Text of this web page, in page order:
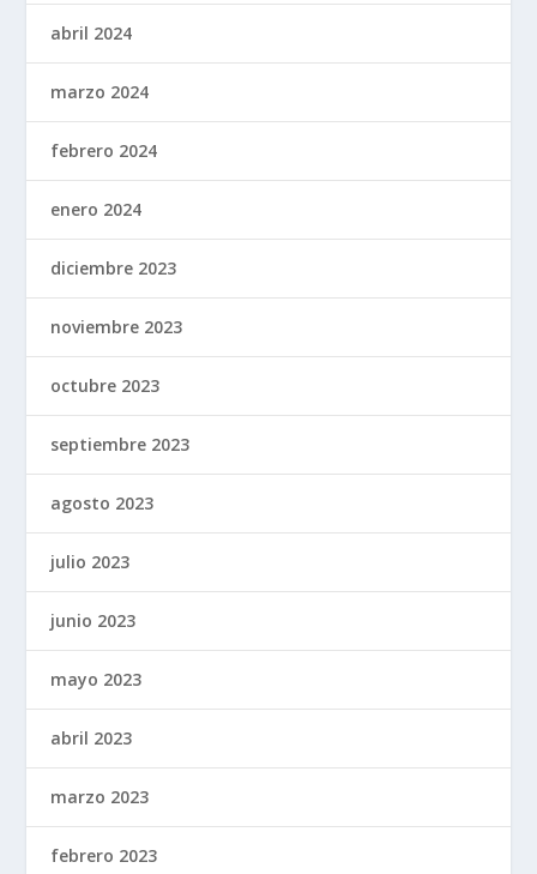
abril 2024
marzo 2024
febrero 2024
enero 2024
diciembre 2023
noviembre 2023
octubre 2023
septiembre 2023
agosto 2023
julio 2023
junio 2023
mayo 2023
abril 2023
marzo 2023
febrero 2023